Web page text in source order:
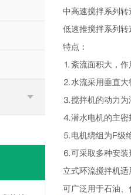
中高速搅拌系列
低速推搅拌系列
特点：
⒈紊流面积大，作
⒉水流采用垂直大
⒊搅拌机的动力为
⒋潜水电机的主密
⒌电机绕组为F级
⒍可采取多种安装
立式环流搅拌机适
可广泛用于石油